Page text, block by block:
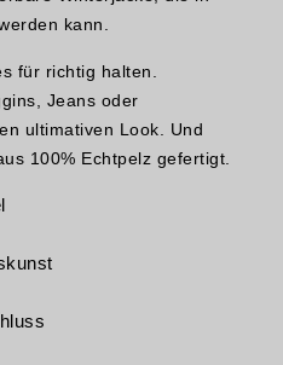
kann.
für richtig halten.
Jeans oder
ultimativen Look. Und
100% Echtpelz gefertigt.